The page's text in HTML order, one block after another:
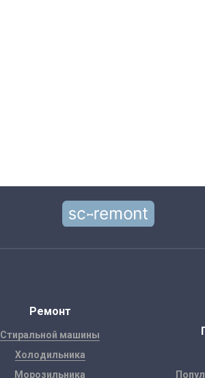
Ремонт
Стиральной машины
Холодильника
Морозильника